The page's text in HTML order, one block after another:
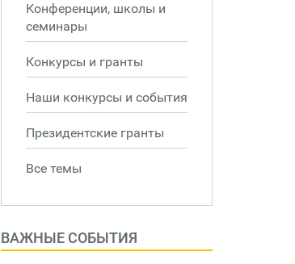
Конференции, школы и
семинары
Конкурсы и гранты
Наши конкурсы и события
Президентские гранты
Все темы
ВАЖНЫЕ СОБЫТИЯ